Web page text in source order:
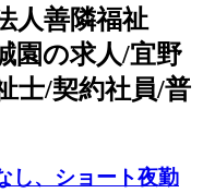
人善隣福祉
の求人/宜野
士/契約社員/普
し、ショート夜勤